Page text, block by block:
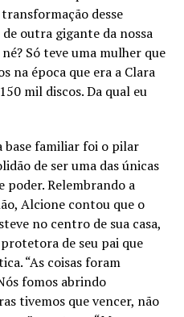
desse
outra gigante da nossa
Só teve uma mulher que
na época que era a Clara
mil discos. Da qual eu
base familiar foi o pilar
de ser uma das únicas
poder. Relembrando a
Alcione contou que o
no centro de sua casa,
de seu pai que
“As coisas foram
fomos abrindo
tivemos que vencer, não